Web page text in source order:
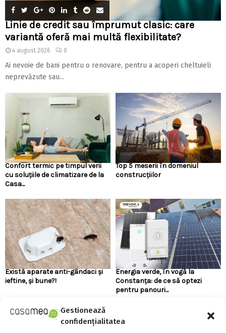
Gestionează
confidențialitatea
Linie de credit sau împrumut clasic: care
variantă oferă mai multă flexibilitate?
4 august 2026 0
Ai nevoie de bani pentru o renovare, pentru a acoperi cheltuieli
neprevăzute sau...
Confort termic pe timpul verii
cu soluțiile de climatizare de la
Casa...
Top 5 meserii în domeniul
construcțiilor
Există aparate anti-gândaci și
ieftine, și bune?!
Energia verde, în vogă la
Constanța: de ce să optezi
pentru panouri...
URMARESTE-NE PE FACEBOOK